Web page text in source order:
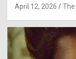
April 12, 2026 The